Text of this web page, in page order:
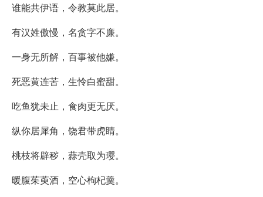
谁能共伊语，令教莫此居。
有汉姓傲慢，名贪字不廉。
一身无所解，百事被他嫌。
死恶黄连苦，生怜白蜜甜。
吃鱼犹未止，食肉更无厌。
纵你居犀角，饶君带虎睛。
桃枝将辟秽，蒜壳取为璎。
暖腹茱萸酒，空心枸杞羹。